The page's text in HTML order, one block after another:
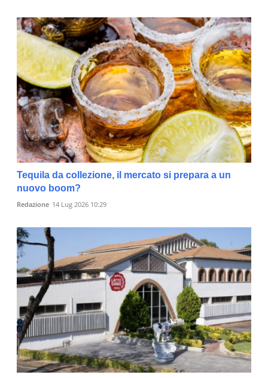
Tequila da collezione, il mercato si prepara a un
nuovo boom?
Redazione 14 Lug 2026 10:29